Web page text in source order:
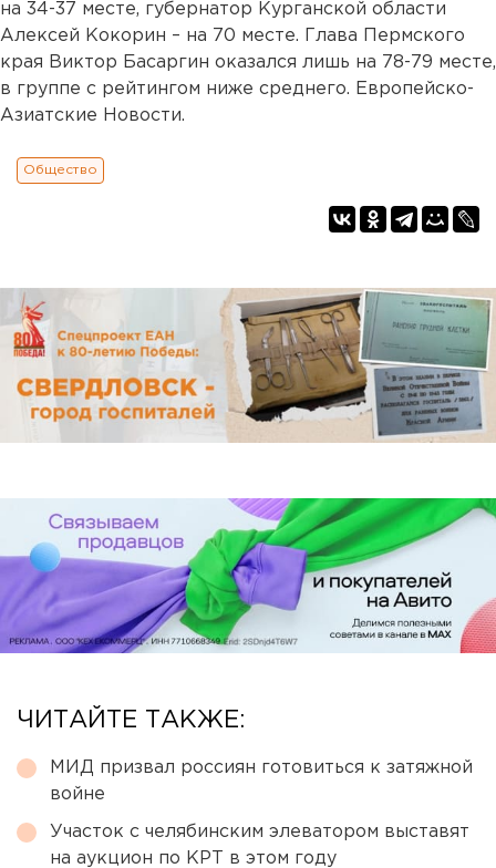
на 34-37 месте, губернатор Курганской области
Алексей Кокорин – на 70 месте. Глава Пермского
края Виктор Басаргин оказался лишь на 78-79 месте,
в группе с рейтингом ниже среднего. Европейско-
Азиатские Новости.
Общество
ЧИТАЙТЕ ТАКЖЕ:
МИД призвал россиян готовиться к затяжной
войне
Участок с челябинским элеватором выставят
на аукцион по КРТ в этом году